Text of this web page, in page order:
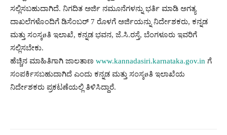
ಸಲ್ಲಿಸಬಹುದಾಗಿದೆ. ನಿಗದಿತ ಅರ್ಜಿ ನಮೂನೆಗಳನ್ನು ಭರ್ತಿ ಮಾಡಿ ಅಗತ್ಯ
ದಾಖಲೆಗಳೊಂದಿಗೆ ಡಿಸೆಂಬರ್ 7 ರೊಳಗೆ ಅರ್ಜಿಯನ್ನು ನಿರ್ದೇಶಕರು, ಕನ್ನಡ
ಮತ್ತು ಸಂಸ್ಕøತಿ ಇಲಾಖೆ, ಕನ್ನಡ ಭವನ, ಜೆ.ಸಿ.ರಸ್ತೆ, ಬೆಂಗಳೂರು ಇವರಿಗೆ
ಸಲ್ಲಿಸಬೇಕು.
ಹೆಚ್ಚಿನ ಮಾಹಿತಿಗಾಗಿ ಜಾಲತಾಣ www.kannadasiri.karnataka.gov.in ಗೆ
ಸಂಪರ್ಕಿಸಬಹುದಾಗಿದೆ ಎಂದು ಕನ್ನಡ ಮತ್ತು ಸಂಸ್ಕøತಿ ಇಲಾಖೆಯ
ನಿರ್ದೇಶಕರು ಪ್ರಕಟಣೆಯಲ್ಲಿ ತಿಳಿಸಿದ್ದಾರೆ.